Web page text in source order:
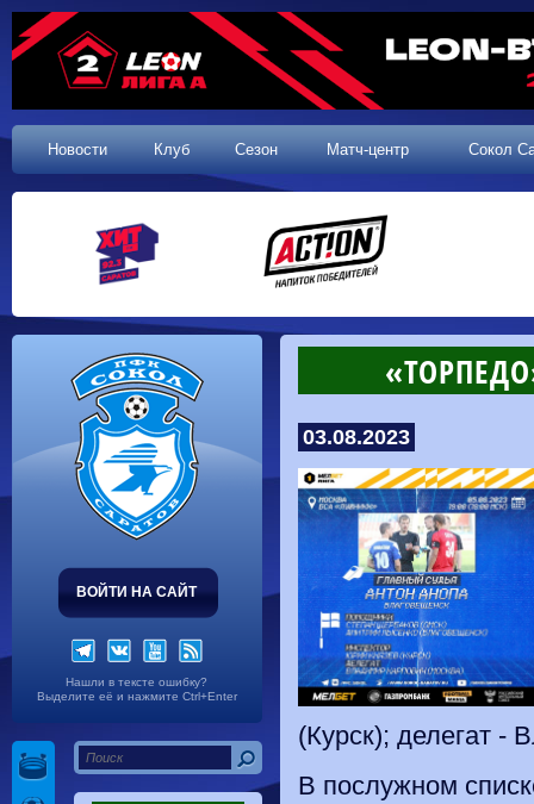
Новости Клуб Сезон Матч-центр Сокол
ВОЙТИ НА САЙТ
Нашли в тексте ошибку?
Выделите её и нажмите Ctrl+Enter
03.08.2023
(Курск); делегат -
В послужном